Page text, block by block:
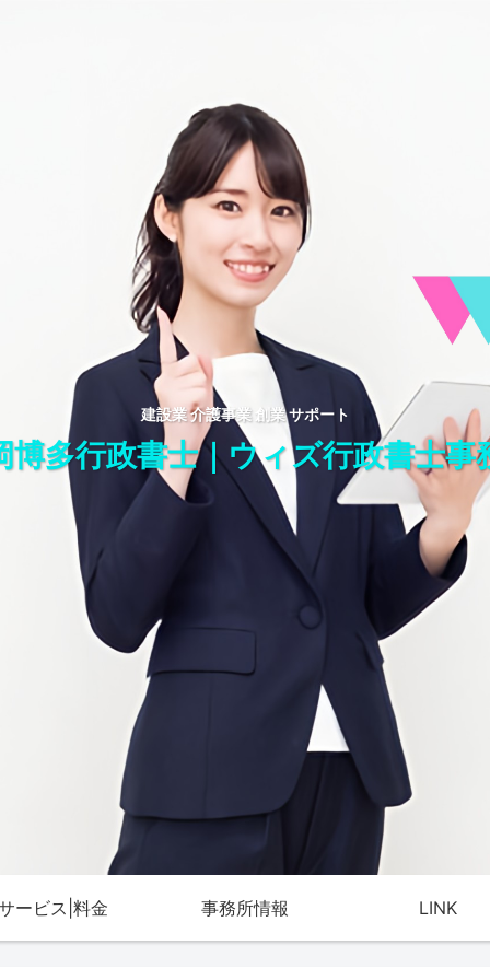
建設業 介護事業 創業 サポート
博多行政書士｜ウィズ行政書士事
ービス|料金 事務所情報 LINK